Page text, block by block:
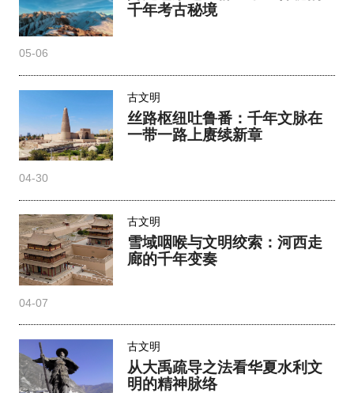
千年考古秘境
05-06
古文明
丝路枢纽吐鲁番：千年文脉在
一带一路上赓续新章
04-30
古文明
雪域咽喉与文明绞索：河西走
廊的千年变奏
04-07
古文明
从大禹疏导之法看华夏水利文
明的精神脉络